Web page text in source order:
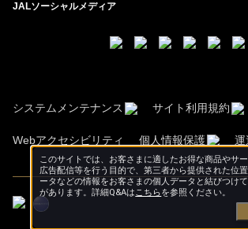
JALソーシャルメディア
システムメンテナンス サイト利用規約
Webアクセシビリティ 個人情報保護 運
このサイトでは、お客さまに適したお得な商品やサー
広告配信等を行う目的で、第三者から提供された位
ータなどの情報をお客さまの個人データと結びつけ
があります。詳細Q&Aはこちらを参照ください。